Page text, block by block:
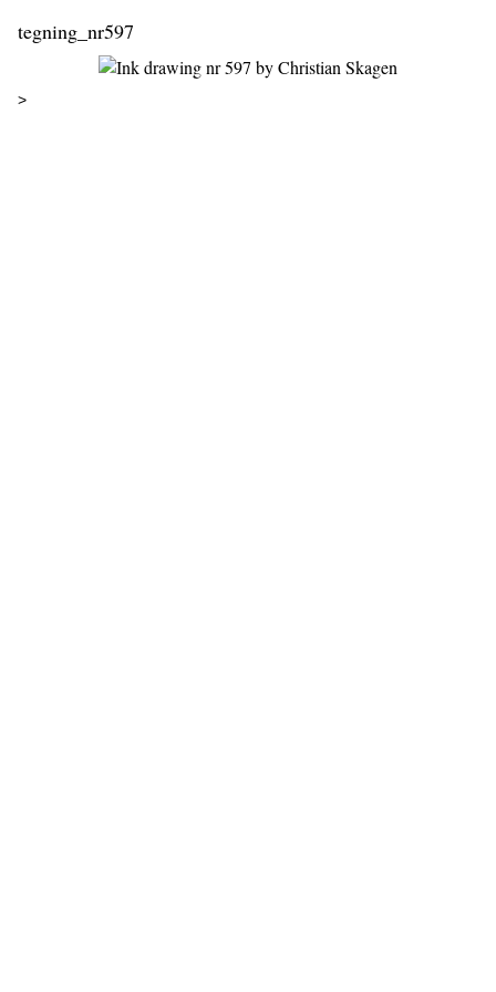
tegning_nr597
>